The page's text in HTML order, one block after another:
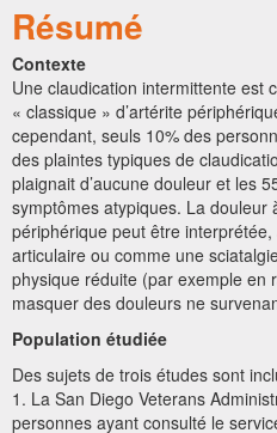
Résumé
Contexte
Une claudication intermittente est
« classique » d’artérite
cependant, seuls 10% des
des plaintes typiques de
plaignait d’aucune douleur et les
symptômes atypiques. La douleur
périphérique peut être
articulaire ou comme une
physique réduite (par exemple en
masquer des douleurs ne
Population étudiée
Des sujets de trois études sont
1. La San Diego Veterans
personnes ayant consulté le